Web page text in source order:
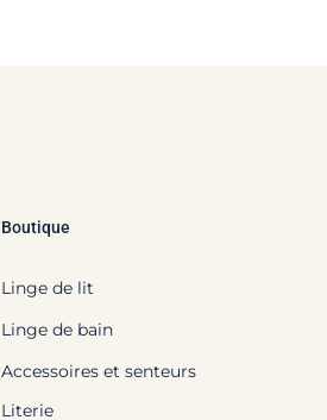
Boutique
Linge de lit
Linge de bain
Accessoires et senteurs
Literie